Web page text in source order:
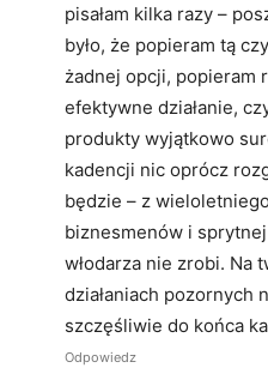
pisałam kilka razy –
było, że popieram tą
żadnej opcji, popieram
efektywne działanie,
produkty wyjątkowo
kadencji nic oprócz
będzie – z
biznesmenów i
włodarza nie zrobi. Na
działaniach pozornych
szczęśliwie do końca
Odpowiedz